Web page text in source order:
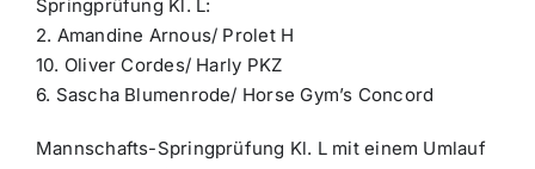
Springprüfung Kl. L:
2. Amandine Arnous/ Prolet H
10. Oliver Cordes/ Harly PKZ
6. Sascha Blumenrode/ Horse Gym’s Concord
Mannschafts-Springprüfung Kl. L mit einem Umlauf